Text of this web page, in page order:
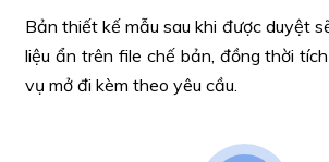
Bản thiết kế mẫu sau khi được duyệt
liệu ẩn trên file chế bản, đồng thời
vụ mở đi kèm theo yêu cầu.